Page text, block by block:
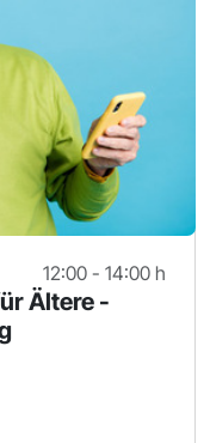
12:00 - 14:00 h
Ältere -